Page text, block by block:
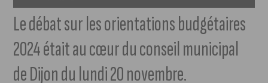
Le débat sur les orientations budgétaires
2024 était au cœur du conseil municipal
de Dijon du lundi 20 novembre.